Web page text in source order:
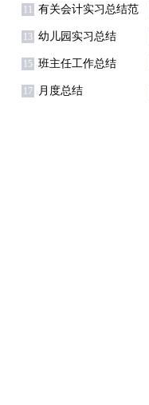
工作总结范文5篇
11 有关会计实习总结范
文八篇
13 幼儿园实习总结
15 班主任工作总结
17 月度总结